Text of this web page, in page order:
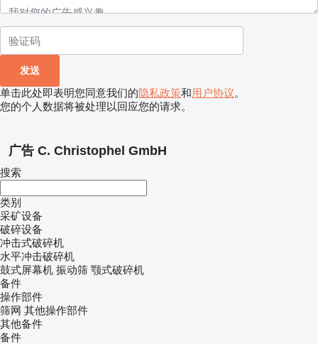
单击此处即表明您同意我们的隐私政策和用户协议。
您的个人数据将被处理以回应您的请求。
广告 C. Christophel GmbH
搜索
类别
采矿设备
破碎设备
冲击式破碎机
水平冲击破碎机
鼓式屏幕机 振动筛 颚式破碎机
备件
操作部件
筛网 其他操作部件
其他备件
备件